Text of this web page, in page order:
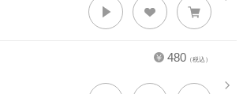
480 （税込）